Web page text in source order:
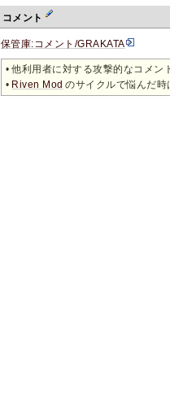
コメント
保管庫:コメント/GRAKATA
• 他利用者に対する攻撃的なコメン
• Riven Mod のサイクルで悩んだ